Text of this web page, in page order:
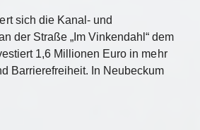
sich die Kanal- und
der Straße „Im Vinkendahl“ dem
1,6 Millionen Euro in mehr
Barrierefreiheit. In Neubeckum